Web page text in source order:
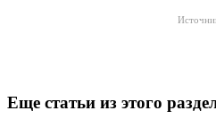
Еще статьи из этого